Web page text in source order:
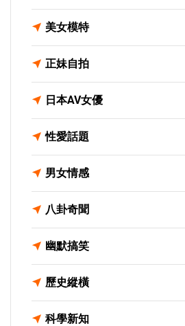
美女模特
正妹自拍
日本AV女優
性愛話題
男女情感
八卦奇聞
幽默搞笑
歷史縱橫
科學新知